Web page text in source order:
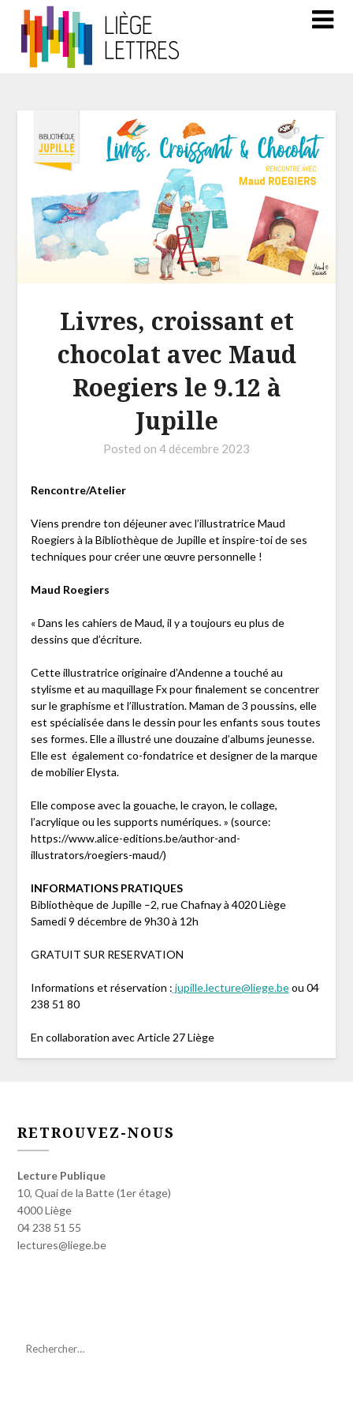
Livres, croissant et
chocolat avec Maud
Roegiers le 9.12 à
Jupille
Posted on 4 décembre 2023
Rencontre/Atelier
Viens prendre ton déjeuner avec l’illustratrice Maud
Roegiers à la Bibliothèque de Jupille et inspire-toi de ses
techniques pour créer une œuvre personnelle !
Maud Roegiers
« Dans les cahiers de Maud, il y a toujours eu plus de
dessins que d’écriture.
Cette illustratrice originaire d’Andenne a touché au
stylisme et au maquillage Fx pour finalement se concentrer
sur le graphisme et l’illustration. Maman de 3 poussins, elle
est spécialisée dans le dessin pour les enfants sous toutes
ses formes. Elle a illustré une douzaine d’albums jeunesse.
Elle est également co-fondatrice et designer de la marque
de mobilier Elysta.
Elle compose avec la gouache, le crayon, le collage,
l’acrylique ou les supports numériques. » (source:
https://www.alice-editions.be/author-and-
illustrators/roegiers-maud/)
INFORMATIONS PRATIQUES
Bibliothèque de Jupille –2, rue Chafnay à 4020 Liège
Samedi 9 décembre de 9h30 à 12h
GRATUIT SUR RESERVATION
Informations et réservation : jupille.lecture@liege.beou 04
238 51 80
En collaboration avec Article 27 Liège
RETROUVEZ-NOUS
Lecture Publique
10, Quai de la Batte (1er étage)
4000 Liège
04 238 51 55
lectures@liege.be